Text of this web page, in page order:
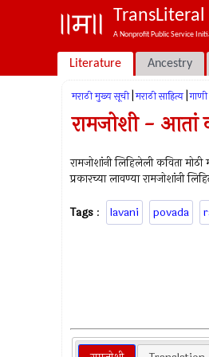
TransLiteral
A Nonprofit Public Service
Literature Ancestry
मराठी मुख्य सूची मराठी साहित्य
रामजोशी - आतां
रामजोशांनी लिहिलेली कविता
प्रकारच्या लावण्या रामजोशांनी
Tags : lavani povada